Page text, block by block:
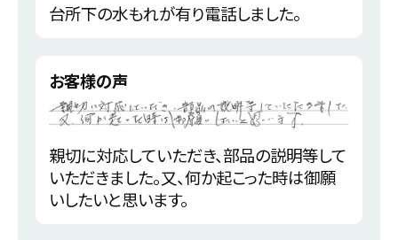
台所下の水もれが有り電話しました。
お客様の声
親切に対応していただき、部品の説明等して
いただきました。又、何か起こった時は御願
いしたいと思います。